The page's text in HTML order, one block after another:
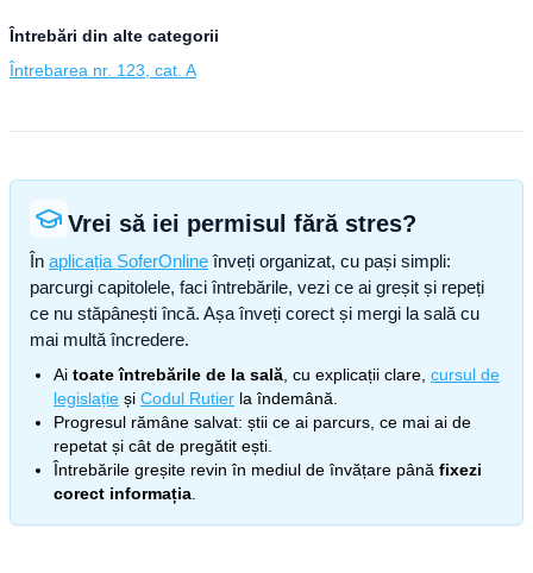
Întrebări din alte categorii
Întrebarea nr. 123, cat. A
Vrei să iei permisul fără stres?
În aplicația SoferOnline înveți organizat, cu pași simpli:
parcurgi capitolele, faci întrebările, vezi ce ai greșit și repeți
ce nu stăpânești încă. Așa înveți corect și mergi la sală cu
mai multă încredere.
Ai toate întrebările de la sală , cu explicații clare, cursul de
legislație și Codul Rutier la îndemână.
Progresul rămâne salvat: știi ce ai parcurs, ce mai ai de
repetat și cât de pregătit ești.
Întrebările greșite revin în mediul de învățare până fixezi
corect informația